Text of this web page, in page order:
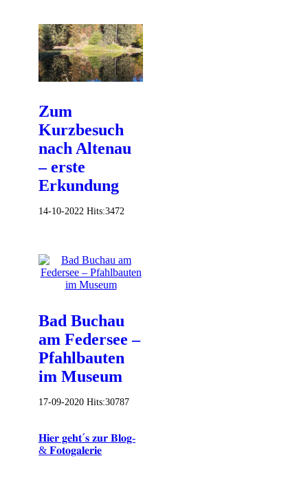
Zum
Kurzbesuch
nach Altenau
– erste
Erkundung
14-10-2022 Hits:3472
Bad Buchau
am Federsee –
Pfahlbauten
im Museum
17-09-2020 Hits:30787
𝐇𝐢𝐞𝐫 𝐠𝐞𝐡𝐭´𝐬 𝐳𝐮𝐫 𝐁𝐥𝐨𝐠-
& 𝐅𝐨𝐭𝐨𝐠𝐚𝐥𝐞𝐫𝐢𝐞